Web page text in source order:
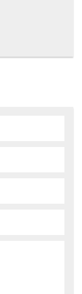
không gây kích
hoặc làm